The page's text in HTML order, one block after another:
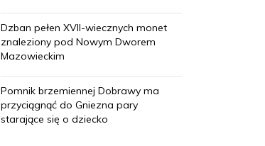
Dzban pełen XVII-wiecznych monet
znaleziony pod Nowym Dworem
Mazowieckim
Pomnik brzemiennej Dobrawy ma
przyciągnąć do Gniezna pary
starające się o dziecko